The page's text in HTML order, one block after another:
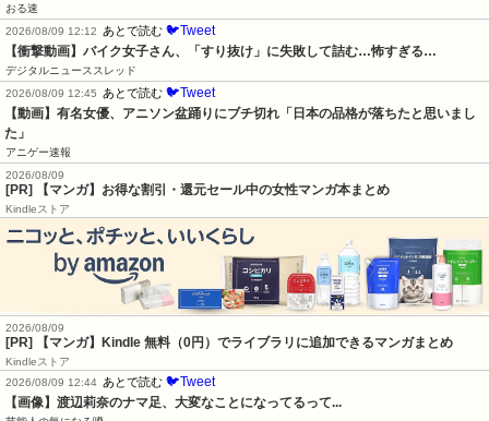
おる速
2026/08/09 12:12
あとで読む 🐦Tweet
【衝撃動画】バイク女子さん、「すり抜け」に失敗して詰む…怖すぎる…
デジタルニューススレッド
2026/08/09 12:45
あとで読む 🐦Tweet
【動画】有名女優、アニソン盆踊りにブチ切れ「日本の品格が落ちたと思いまし
た」
アニゲー速報
2026/08/09
[PR] 【マンガ】お得な割引・還元セール中の女性マンガ本まとめ
Kindleストア
2026/08/09
[PR] 【マンガ】Kindle 無料（0円）でライブラリに追加できるマンガまとめ
Kindleストア
2026/08/09 12:44 あとで読む 🐦Tweet
【画像】渡辺莉奈のナマ足、大変なことになってるって...